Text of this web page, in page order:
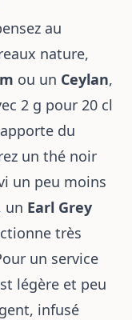
au
nature,
ou un Ceylan,
2 g pour 20 cl
du
un thé noir
un peu moins
un Earl Grey
très
un service
légère et peu
infusé